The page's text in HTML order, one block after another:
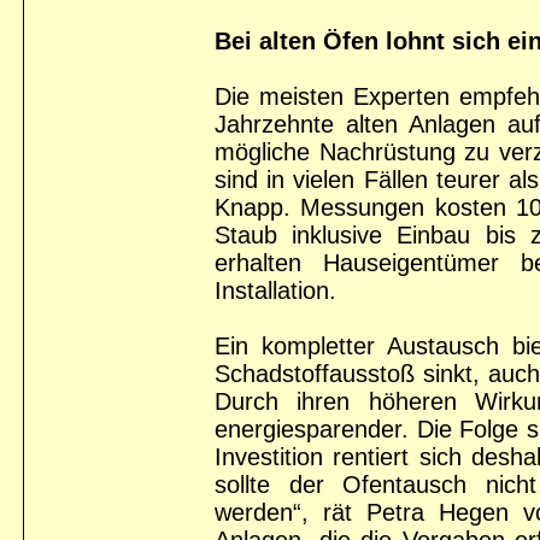
Bei alten Öfen lohnt sich
Die meisten Experten
Jahrzehnte alten Anlagen
mögliche Nachrüstung zu
sind in vielen Fällen teurer
Knapp. Messungen kosten
Staub inklusive Einbau bis
erhalten Hauseigentümer
Installation.
Ein kompletter Austausch
Schadstoffausstoß sinkt,
Durch ihren höheren
energiesparender. Die Folge
Investition rentiert sich
sollte der Ofentausch
werden“, rät Petra Hegen